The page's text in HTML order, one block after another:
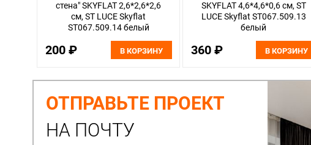
стена" SKYFLAT 2,6*2,6*2,6
см, ST LUCE Skyflat
ST067.509.14 белый
200 ₽ В КОРЗИНУ
SKYFLAT 4,6*4,6*0,6 см, ST
LUCE Skyflat ST067.509.13
белый
360 ₽ В КОРЗИНУ
ОТПРАВЬТЕ ПРОЕКТ
НА ПОЧТУ